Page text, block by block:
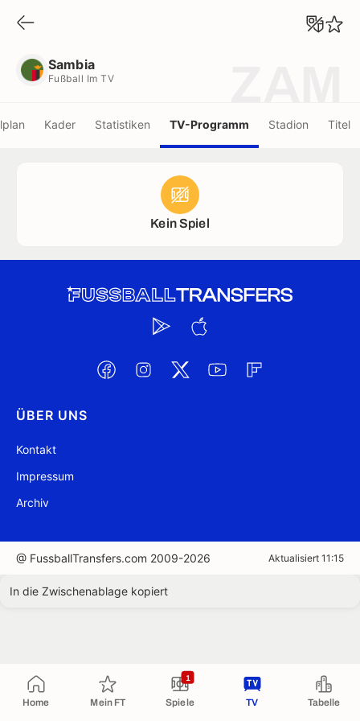
Home Mein FT Spiele
1
TV Tabelle
Sambia
Fußball Im TV
Kader Statistiken TV-Programm Stadion Titel
Kein Spiel
ÜBER UNS
Kontakt
Impressum
Archiv
@ FussballTransfers.com 2009-2026 Aktualisiert 11:15
In die Zwischenablage kopiert